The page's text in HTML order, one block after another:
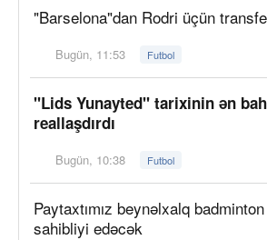
"Barselona"dan Rodri üçün
Bugün, 11:53 Futbol
"Lids Yunayted" tarixinin ən
reallaşdırdı
Bugün, 10:38 Futbol
Paytaxtımız beynəlxalq
sahibliyi edəcək